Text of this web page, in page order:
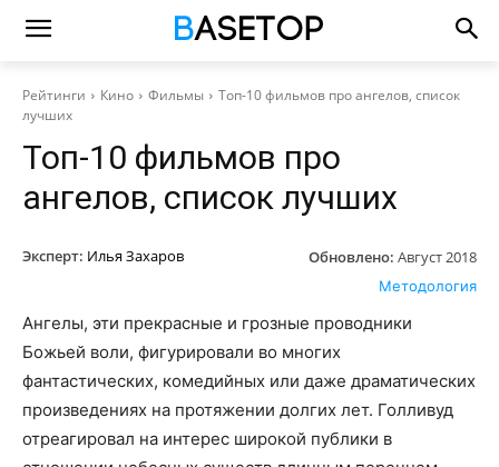
Рейтинги Кино Фильмы
Топ-10 фильмов про ангелов, список
лучших
Топ-10 фильмов про
ангелов, список лучших
Эксперт: Илья Захаров Обновлено: Август 2018
Методология
Ангелы, эти прекрасные и грозные проводники
Божьей воли, фигурировали во многих
фантастических, комедийных или даже драматических
произведениях на протяжении долгих лет. Голливуд
отреагировал на интерес широкой публики в